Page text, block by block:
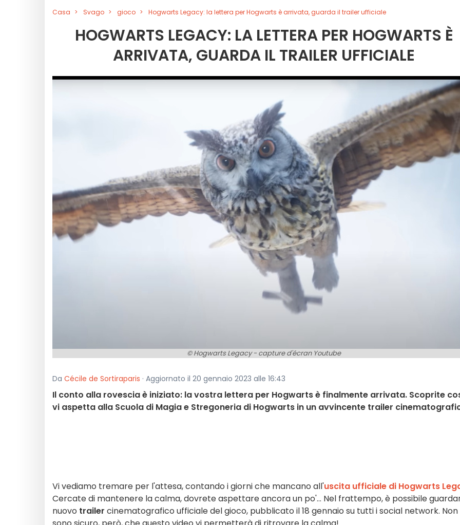
Casa Svago gioco Hogwarts Legacy: la lettera per Hogwarts è arrivata, guarda il trailer ufficiale
HOGWARTS LEGACY: LA LETTERA PER HOGWARTS È
ARRIVATA, GUARDA IL TRAILER UFFICIALE
© Hogwarts Legacy - capture d'écran Youtube
Da Cécile de Sortiraparis · Aggiornato il 20 gennaio 2023 alle 16:43
Il conto alla rovescia è iniziato: la vostra lettera per Hogwarts è finalmente arrivata. Scoprite
vi aspetta alla Scuola di Magia e Stregoneria di Hogwarts in un avvincente trailer
Vi vediamo tremare per l'attesa, contando i giorni che mancano all'uscita ufficiale di Hogwarts
Cercate di mantenere la calma, dovrete aspettare ancora un po'... Nel frattempo, è possibile
nuovo trailer cinematografico ufficiale del gioco, pubblicato il 18 gennaio su tutti i social network. Non